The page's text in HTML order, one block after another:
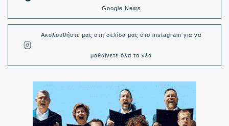
Google News
Ακολουθήστε μας στη σελίδα μας στο instagram για να
μαθαίνετε όλα τα νέα